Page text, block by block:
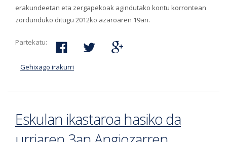
erakundeetan eta zergapekoak agindutako kontu korrontean
zordunduko ditugu 2012ko azaroaren 19an.
Partekatu:
Gehixago irakurri
epea azaroaren 19an bukatzen da-ri buruz
Eskulan ikastaroa hasiko da